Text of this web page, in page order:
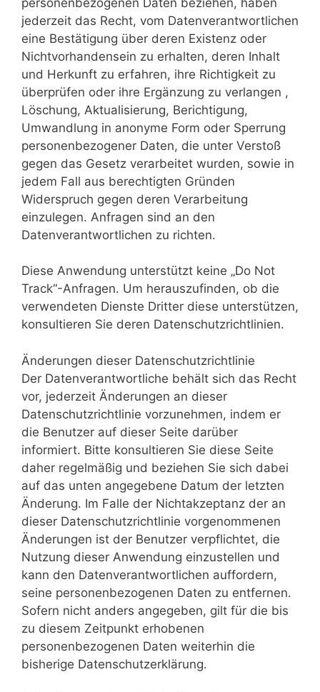
jederzeit das Recht, vom Datenverantwortlichen
eine Bestätigung über deren Existenz oder
Nichtvorhandensein zu erhalten, deren Inhalt
und Herkunft zu erfahren, ihre Richtigkeit zu
überprüfen oder ihre Ergänzung zu verlangen ,
Löschung, Aktualisierung, Berichtigung,
Umwandlung in anonyme Form oder Sperrung
personenbezogener Daten, die unter Verstoß
gegen das Gesetz verarbeitet wurden, sowie in
jedem Fall aus berechtigten Gründen
Widerspruch gegen deren Verarbeitung
einzulegen. Anfragen sind an den
Datenverantwortlichen zu richten.
Diese Anwendung unterstützt keine „Do Not
Track“-Anfragen. Um herauszufinden, ob die
verwendeten Dienste Dritter diese unterstützen,
konsultieren Sie deren Datenschutzrichtlinien.
Änderungen dieser Datenschutzrichtlinie
Der Datenverantwortliche behält sich das Recht
vor, jederzeit Änderungen an dieser
Datenschutzrichtlinie vorzunehmen, indem er
die Benutzer auf dieser Seite darüber
informiert. Bitte konsultieren Sie diese Seite
daher regelmäßig und beziehen Sie sich dabei
auf das unten angegebene Datum der letzten
Änderung. Im Falle der Nichtakzeptanz der an
dieser Datenschutzrichtlinie vorgenommenen
Änderungen ist der Benutzer verpflichtet, die
Nutzung dieser Anwendung einzustellen und
kann den Datenverantwortlichen auffordern,
seine personenbezogenen Daten zu entfernen.
Sofern nicht anders angegeben, gilt für die bis
zu diesem Zeitpunkt erhobenen
personenbezogenen Daten weiterhin die
bisherige Datenschutzerklärung.